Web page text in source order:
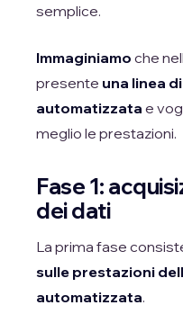
semplice.
Immaginiamo che
presente una linea
automatizzata e
meglio le prestazioni.
Fase 1:
dei dati
La prima fase
sulle prestazioni
automatizzata.